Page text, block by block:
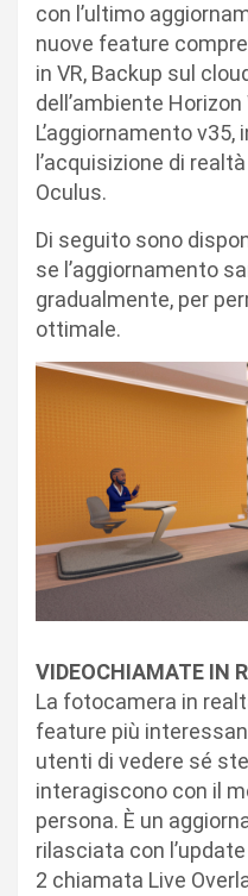
con l’ultimo
nuove feature
in VR, Backup sul
dell’ambiente
L’aggiornamento
l’acquisizione di
Oculus.
Di seguito sono
se l’aggiornamento
gradualmente, per
ottimale.
VIDEOCHIAMATE IN
La fotocamera in
feature più
utenti di vedere sé
interagiscono con il
persona. È un
rilasciata con
2 chiamata Live